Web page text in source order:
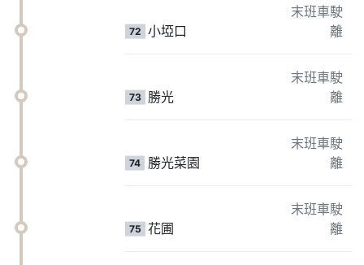
72 小埡口
末班車駛
離
73 勝光
末班車駛
離
74 勝光菜園
末班車駛
離
75 花圃
末班車駛
離